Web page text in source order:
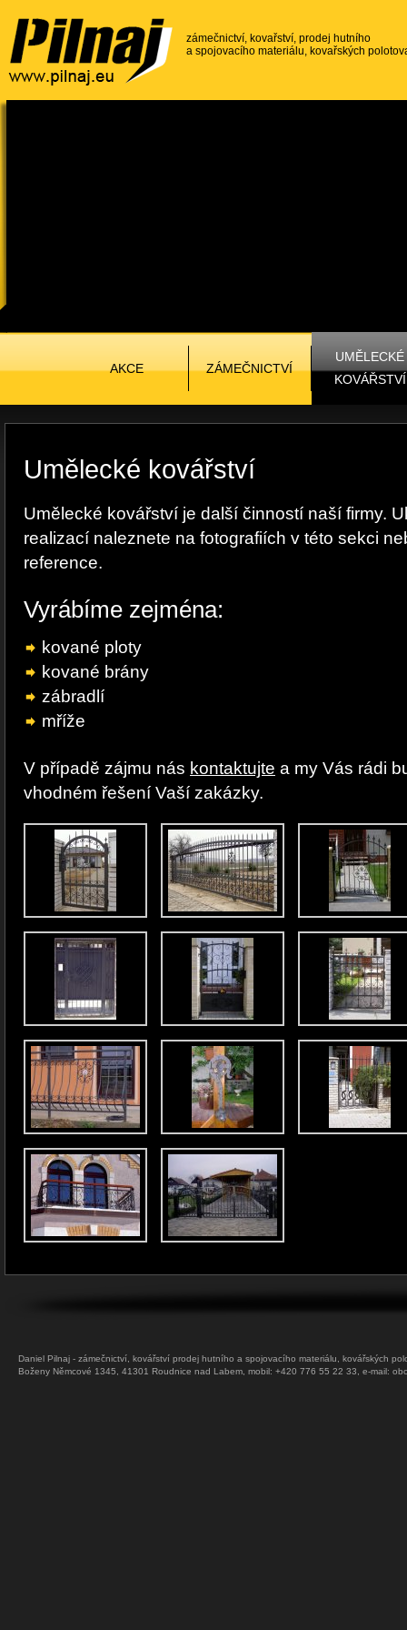
zámečnictví, kovařství, prodej hutního
a spojovacího materiálu, kovařských
AKCE ZÁMEČNICTVÍ
UMĚLECKÉ
KOVÁŘSTVÍ
Umělecké kovářství
Umělecké kovářství je další činností naší firmy.
realizací naleznete na fotografiích v této sekci
reference.
Vyrábíme zejména:
kované ploty
kované brány
zábradlí
mříže
V případě zájmu nás kontaktujte a my Vás rádi
vhodném řešení Vaší zakázky.
Daniel Pilnaj - zámečnictví, kovářství prodej hutního a spojovacího materiálu, kovářských
Boženy Němcové 1345, 41301 Roudnice nad Labem, mobil: +420 776 55 22 33, e-mail: